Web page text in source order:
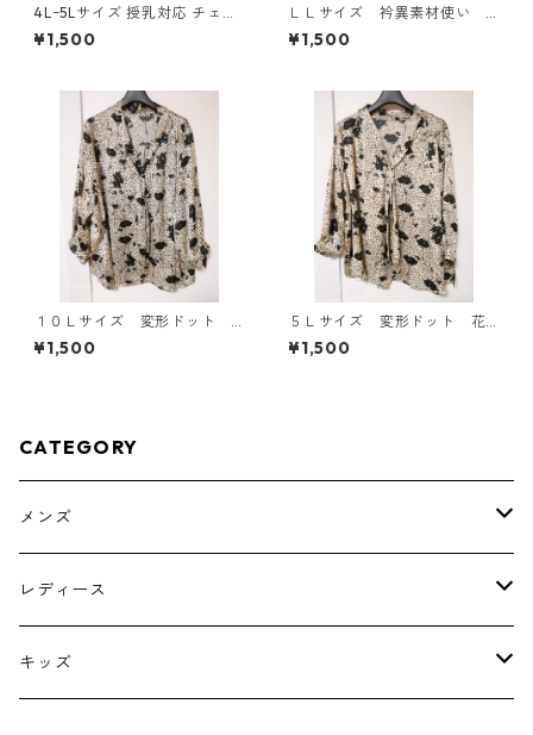
4Lｰ5Lサイズ 授乳対応 チェッ
ク柄 半袖ルームウェア マタニ
ティ ブルー系/グレー ◆KIY-1
¥1,500
ＬＬサイズ 衿異素材使い
トッパーカーディガン グレ
ー KAE-4807
¥1,500
１０Ｌサイズ 変形ドット
花柄 ボウタイブラウス オ
フホワイト KAE-4778
¥1,500
５Ｌサイズ 変形ドット 花
柄 ボウタイブラウス オフ
ホワイト KAE-4763
¥1,500
CATEGORY
メンズ
トップス
ボトムス
レディース
トップス
キッズ